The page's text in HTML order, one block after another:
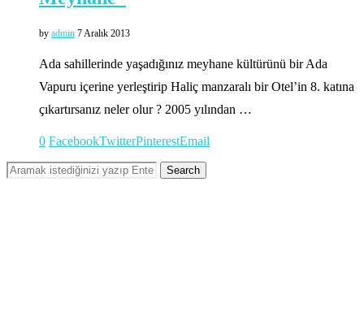
by admin 7 Aralık 2013
Ada sahillerinde yaşadığınız meyhane kültürünü bir Ada
Vapuru içerine yerleştirip Haliç manzaralı bir Otel’in 8. katına
çıkartırsanız neler olur ? 2005 yılından …
0 FacebookTwitterPinterestEmail